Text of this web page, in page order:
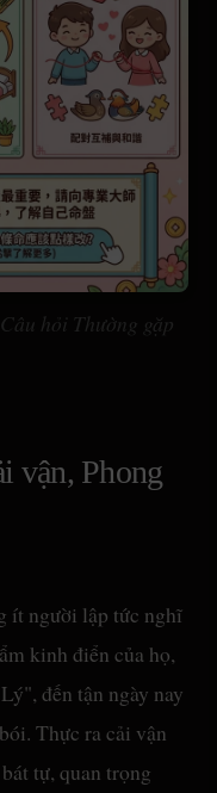
hỏi Thường gặp
vận, Phong
ít người lập tức nghĩ
kinh điển của họ,
đến tận ngày nay
Thực ra cải vận
tự, quan trọng